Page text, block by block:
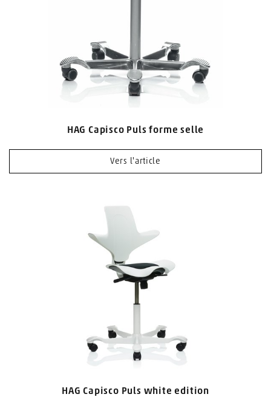
HAG Capisco Puls forme selle
Vers l'article
HAG Capisco Puls white edition